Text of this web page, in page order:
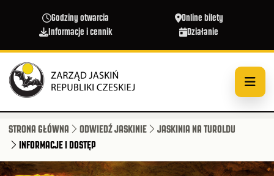
Godziny otwarcia
Online bilety
Informacje i cennik
Działanie
STRONA GŁÓWNA ODWIEDŹ JASKINIE
JASKINIA NA TUROLDU
INFORMACJE I DOSTĘP